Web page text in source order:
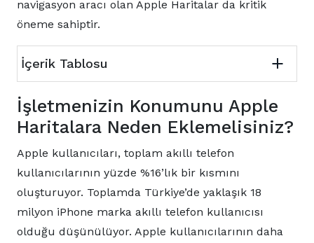
navigasyon aracı olan Apple Haritalar da kritik
öneme sahiptir.
İçerik Tablosu
İşletmenizin Konumunu Apple
Haritalara Neden Eklemelisiniz?
Apple kullanıcıları, toplam akıllı telefon
kullanıcılarının yüzde %16’lık bir kısmını
oluşturuyor. Toplamda Türkiye’de yaklaşık 18
milyon iPhone marka akıllı telefon kullanıcısı
olduğu düşünülüyor. Apple kullanıcılarının daha